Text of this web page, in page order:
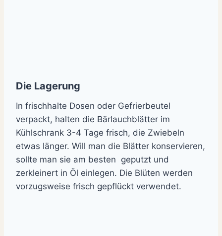
Die Lagerung
In frischhalte Dosen oder Gefrierbeutel
verpackt, halten die Bärlauchblätter im
Kühlschrank 3-4 Tage frisch, die Zwiebeln
etwas länger. Will man die Blätter konservieren,
sollte man sie am besten geputzt und
zerkleinert in Öl einlegen. Die Blüten werden
vorzugsweise frisch gepflückt verwendet.